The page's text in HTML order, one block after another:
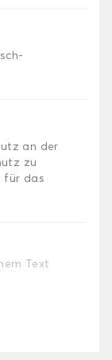
an der
zu
für das
Text